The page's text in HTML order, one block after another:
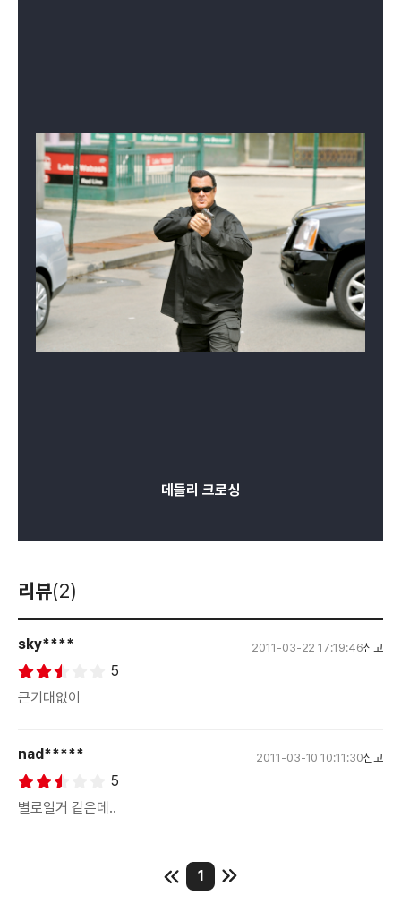
데들리 크로싱
리뷰(2)
sky**** 2011-03-22 17:19:46신고
5
큰기대없이
nad***** 2011-03-10 10:11:30신고
5
별로일거 같은데..
1